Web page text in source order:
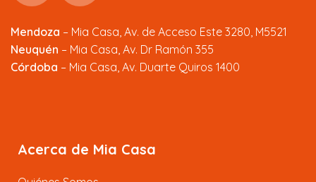
Mendoza – Mia Casa, Av. de Acceso Este 3280, M5521
Neuquén – Mia Casa, Av. Dr Ramón 355
Córdoba – Mia Casa, Av. Duarte Quiros 1400
Acerca de Mia Casa